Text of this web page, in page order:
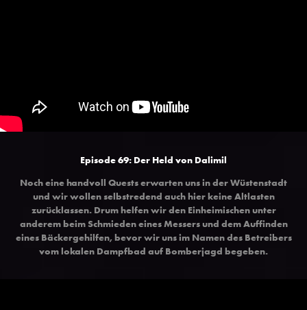
Episode 69: Der Held von Dalimil
Noch eine handvoll Quests erwarten uns in der Wüstenstadt
und wir wollen selbstredend auch hier keine Altlasten
zurücklassen. Drum helfen wir den Einheimischen unter
anderem beim Schmieden eines Messers und dem Auffinden
eines Bäckergehilfen, bevor wir uns im Namen des Betreibers
vom lokalen Dampfbad auf Bomberjagd begeben.